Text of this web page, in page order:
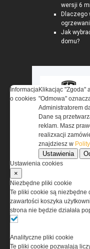
wersji 6
Dlaczego
Jak
domu?
O NAS
misjach bojowych,
i wyposażeniu
Informacja
o cookies
Klikacjąc "Zgoda"
"Odmowa"
Administratorem
Dane są
reklam. Masz
realizxacji
znajdziesz w
Ustawienia
Ustawienia cookies
×
Niezbędne pliki cookie
Te pliki cookie są niezbędne
zawartości koszyka
strona nie będzie działała
Analityczne pliki cookie
Te pliki cookie pozwalają